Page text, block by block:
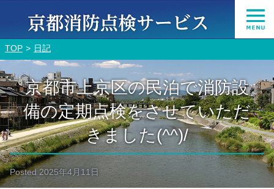
TOP 日記
京都市上京区の民泊で消防設
備の定期点検をさせていただ
きました(^^)/
Posted2025年4月11日